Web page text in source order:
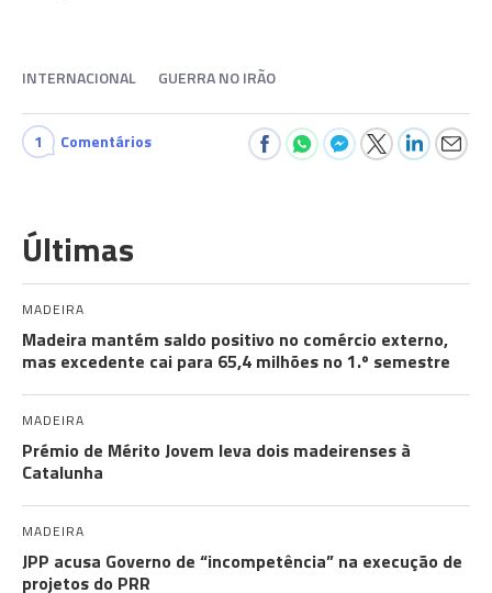
INTERNACIONAL GUERRA NO IRÃO
1 Comentários
Últimas
MADEIRA
Madeira mantém saldo positivo no comércio externo,
mas excedente cai para 65,4 milhões no 1.º semestre
MADEIRA
Prémio de Mérito Jovem leva dois madeirenses à
Catalunha
MADEIRA
JPP acusa Governo de “incompetência” na execução de
projetos do PRR